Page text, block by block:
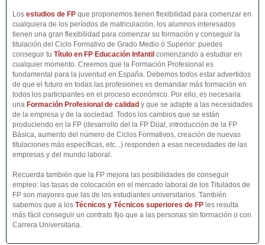
Los estudios de FP que proponemos tienen flexibilidad para comenzar en
cualquiera de los períodos de matriculación, los alumnos interesados
tienen una gran flexibilidad para comenzar su formación y conseguir la
titulación del Ciclo Formativo de Grado Medio ó Superior: puedes
conseguir tu Título en FP Educación Infantil comenzando a estudiar en
cualquier momento. Creemos que la Formación Profesional es
fundamental para la juventud en España. Debemos todos estar advertidos
de que el futuro en todas las profesiones es demandar más formación en
todos los participantes en el proceso económico. Por ello, es necesaria
una Formación Profesional de calidad y que se adapte a las necesidades
de la empresa y de la sociedad. Todos los cambios que se están
produciendo en la FP (desarrollo del la FP Dual, introducción de la FP
Básica, aumento del número de Ciclos Formativos, creación de nuevas
titulaciones más específicas, etc...) responden a esas necesidades de las
empresas y del mundo laboral.
Recuerda también que la FP mejora las posibilidades de conseguir
empleo: las tasas de colocación en el mercado laboral de los Titulados de
FP son mayores que las de los estudiantes universitarios. También
sabemos que a los Técnicos y Técnicos superiores de FP les resulta
más fácil conseguir un contrato fijo que a las personas sin formación o con
Carrera Universitaria.